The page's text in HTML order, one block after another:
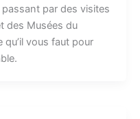
passant par des visites
des Musées du
vous faut pour